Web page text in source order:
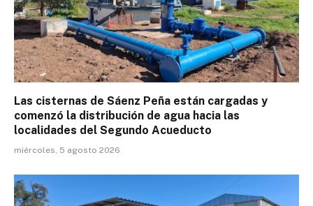
Las cisternas de Sáenz Peña están cargadas y
comenzó la distribución de agua hacia las
localidades del Segundo Acueducto
miércoles, 5 agosto 2026